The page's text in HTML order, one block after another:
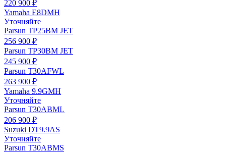
220 900 ₽
Yamaha E8DMH
Уточняйте
Parsun TP25BM JET
256 900 ₽
Parsun TP30BM JET
245 900 ₽
Parsun T30AFWL
263 900 ₽
Yamaha 9.9GMH
Уточняйте
Parsun T30ABML
206 900 ₽
Suzuki DT9.9AS
Уточняйте
Parsun T30ABMS